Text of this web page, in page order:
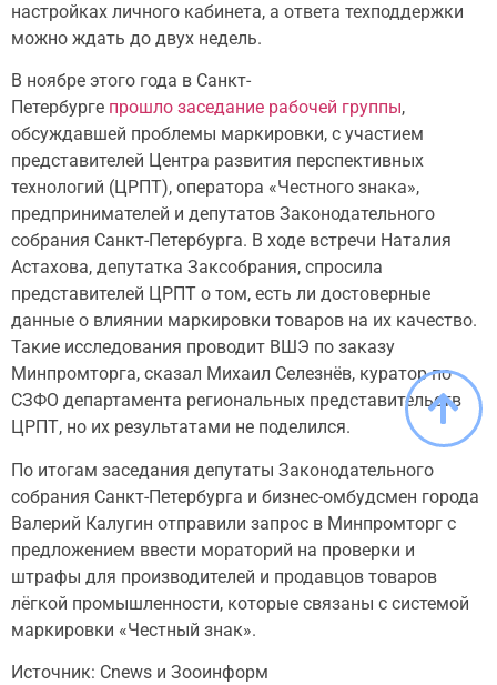
настройках личного кабинета, а ответа техподдержки
можно ждать до двух недель.
В ноябре этого года в Санкт-
Петербурге прошло заседание рабочей группы,
обсуждавшей проблемы маркировки, с участием
представителей Центра развития перспективных
технологий (ЦРПТ), оператора «Честного знака»,
предпринимателей и депутатов Законодательного
собрания Санкт-Петербурга. В ходе встречи Наталия
Астахова, депутатка Заксобрания, спросила
представителей ЦРПТ о том, есть ли достоверные
данные о влиянии маркировки товаров на их качество.
Такие исследования проводит ВШЭ по заказу
Минпромторга, сказал Михаил Селезнёв, куратор по
СЗФО департамента региональных представительств
ЦРПТ, но их результатами не поделился.
По итогам заседания депутаты Законодательного
собрания Санкт-Петербурга и бизнес-омбудсмен города
Валерий Калугин отправили запрос в Минпромторг с
предложением ввести мораторий на проверки и
штрафы для производителей и продавцов товаров
лёгкой промышленности, которые связаны с системой
маркировки «Честный знак».
Источник: Cnews и Зооинформ